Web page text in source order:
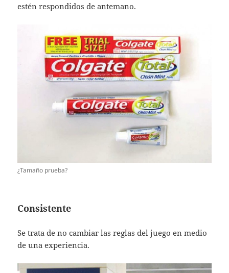
estén respondidos de antemano.
¿Tamaño prueba?
Consistente
Se trata de no cambiar las reglas del juego en medio
de una experiencia.